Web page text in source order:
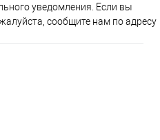
уведомления. Если вы
сообщите нам по адресу